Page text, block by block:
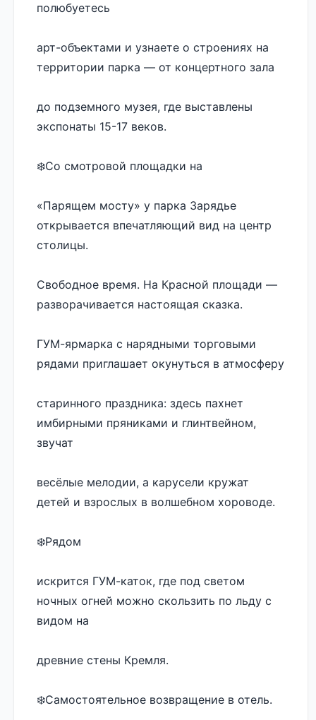
полюбуетесь
арт-объектами и узнаете о строениях на
территории парка — от концертного зала
до подземного музея, где выставлены
экспонаты 15-17 веков.
❄️Со смотровой площадки на
«Парящем мосту» у парка Зарядье
открывается впечатляющий вид на центр
столицы.
Свободное время. На Красной площади —
разворачивается настоящая сказка.
ГУМ-ярмарка с нарядными торговыми
старинного праздника: здесь пахнет
имбирными пряниками и глинтвейном,
звучат
весёлые мелодии, а карусели кружат
детей и взрослых в волшебном хороводе.
❄️Рядом
искрится ГУМ-каток, где под светом
ночных огней можно скользить по льду с
видом на
древние стены Кремля.
❄️Самостоятельное возвращение в отель.